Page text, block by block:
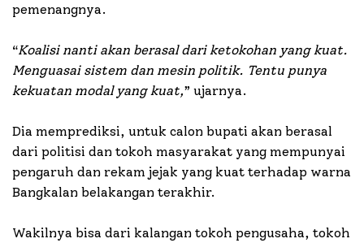
pemenangnya.
“Koalisi nanti akan berasal dari ketokohan yang kuat.
Menguasai sistem dan mesin politik. Tentu punya
kekuatan modal yang kuat,” ujarnya.
Dia memprediksi, untuk calon bupati akan berasal
dari politisi dan tokoh masyarakat yang mempunyai
pengaruh dan rekam jejak yang kuat terhadap warna
Bangkalan belakangan terakhir.
Wakilnya bisa dari kalangan tokoh pengusaha, tokoh